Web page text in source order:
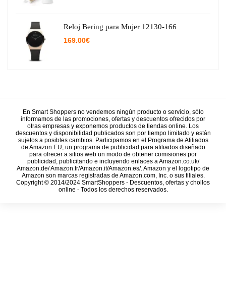
Reloj Bering para Mujer 12130-166
169.00€
En Smart Shoppers no vendemos ningún producto o servicio, sólo
informamos de las promociones, ofertas y descuentos ofrecidos por
otras empresas y exponemos productos de tiendas online. Los
descuentos y disponibilidad publicados son por tiempo limitado y están
sujetos a posibles cambios. Participamos en el Programa de Afiliados
de Amazon EU, un programa de publicidad para afiliados diseñado
para ofrecer a sitios web un modo de obtener comisiones por
publicidad, publicitando e incluyendo enlaces a Amazon.co.uk/
Amazon.de/ Amazon.fr/Amazon.it/Amazon.es/. Amazon y el logotipo de
Amazon son marcas registradas de Amazon.com, Inc. o sus filiales.
Copyright © 2014/2024 SmartShoppers - Descuentos, ofertas y chollos
online - Todos los derechos reservados.